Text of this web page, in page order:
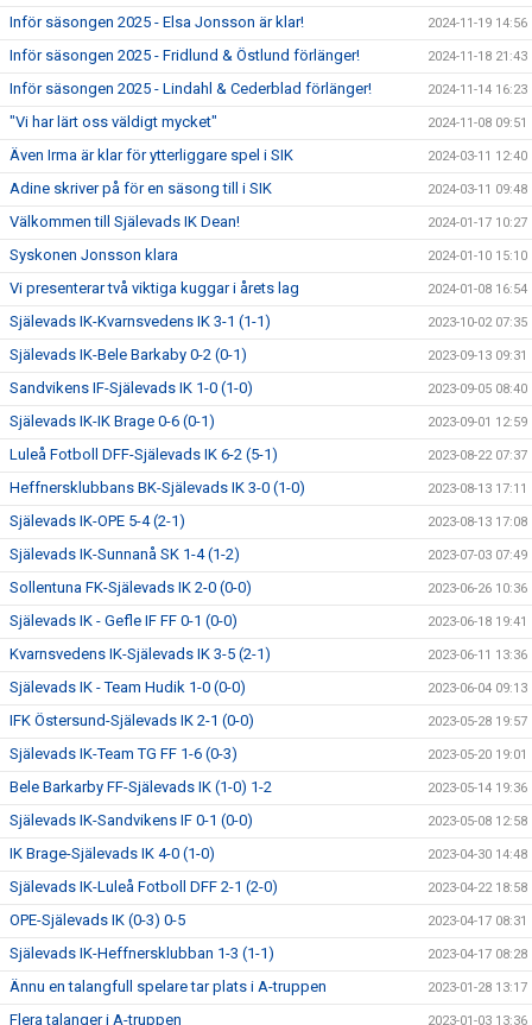
Inför säsongen 2025 - Elsa Jonsson är klar! 2024-11-19 14:56
Inför säsongen 2025 - Fridlund & Östlund förlänger! 2024-11-18 21:43
Inför säsongen 2025 - Lindahl & Cederblad förlänger! 2024-11-14 16:23
"Vi har lärt oss väldigt mycket" 2024-11-08 09:51
Även Irma är klar för ytterliggare spel i SIK 2024-03-11 12:40
Adine skriver på för en säsong till i SIK 2024-03-11 09:48
Välkommen till Själevads IK Dean! 2024-01-17 10:27
Syskonen Jonsson klara 2024-01-10 15:10
Vi presenterar två viktiga kuggar i årets lag 2024-01-08 16:54
Själevads IK-Kvarnsvedens IK 3-1 (1-1) 2023-10-02 07:35
Själevads IK-Bele Barkaby 0-2 (0-1) 2023-09-13 09:31
Sandvikens IF-Själevads IK 1-0 (1-0) 2023-09-05 08:40
Själevads IK-IK Brage 0-6 (0-1) 2023-09-01 12:59
Luleå Fotboll DFF-Själevads IK 6-2 (5-1) 2023-08-22 07:37
Heffnersklubbans BK-Själevads IK 3-0 (1-0) 2023-08-13 17:11
Själevads IK-OPE 5-4 (2-1) 2023-08-13 17:08
Själevads IK-Sunnanå SK 1-4 (1-2) 2023-07-03 07:49
Sollentuna FK-Själevads IK 2-0 (0-0) 2023-06-26 10:36
Själevads IK - Gefle IF FF 0-1 (0-0) 2023-06-18 19:41
Kvarnsvedens IK-Själevads IK 3-5 (2-1) 2023-06-11 13:36
Själevads IK - Team Hudik 1-0 (0-0) 2023-06-04 09:13
IFK Östersund-Själevads IK 2-1 (0-0) 2023-05-28 19:57
Själevads IK-Team TG FF 1-6 (0-3) 2023-05-20 19:01
Bele Barkarby FF-Själevads IK (1-0) 1-2 2023-05-14 19:36
Själevads IK-Sandvikens IF 0-1 (0-0) 2023-05-08 12:58
IK Brage-Själevads IK 4-0 (1-0) 2023-04-30 14:48
Själevads IK-Luleå Fotboll DFF 2-1 (2-0) 2023-04-22 18:58
OPE-Själevads IK (0-3) 0-5 2023-04-17 08:31
Själevads IK-Heffnersklubban 1-3 (1-1) 2023-04-17 08:28
Ännu en talangfull spelare tar plats i A-truppen 2023-01-28 13:17
Flera talanger i A-truppen 2023-01-03 13:36